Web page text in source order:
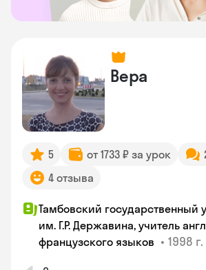
Вера
5 от 1733 ₽ за урок
4 отзыва
Тамбовский государственный
им. Г.Р. Державина, учитель
французского языков • 1998 г.